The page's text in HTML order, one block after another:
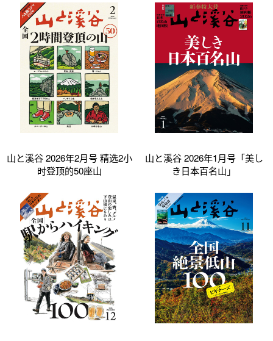
山と溪谷 2026年2月号 精选2小
时登顶的50座山
山と溪谷 2026年1月号「美し
き日本百名山」